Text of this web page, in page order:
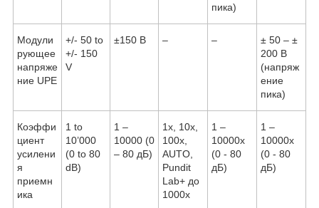
пика)
Модули
рующее
напряже
ние UPE
+/- 50 to
+/- 150
V
±150 В – –
± 50 – ±
200 В
(напряж
ение
пика)
Коэффи
циент
усилени
я
приемн
ика
1 to
10’000
(0 to 80
dB)
1 –
10000 (0
– 80 дБ)
1x, 10x,
100x,
AUTO,
Pundit
Lab+ до
1000x
1 –
10000x
(0 - 80
дБ)
1 –
10000x
(0 - 80
дБ)